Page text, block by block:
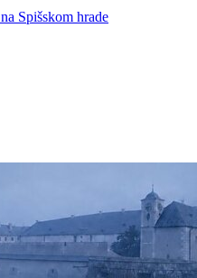
Spišskom hrade